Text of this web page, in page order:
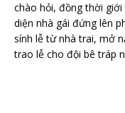
chào hỏi, đồng thời
diện nhà gái đứng lên
sính lễ từ nhà trai, mở
trao lễ cho đội bê tráp